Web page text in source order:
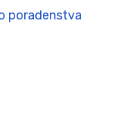
poradenstva